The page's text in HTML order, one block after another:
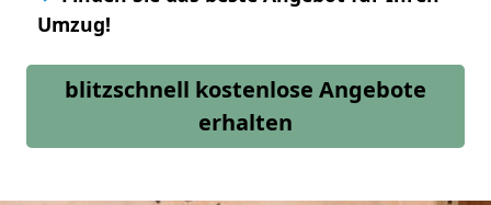
Umzug!
blitzschnell kostenlose Angebote
erhalten